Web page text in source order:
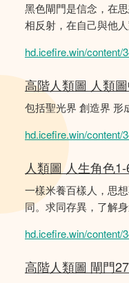
黑色閘門是信念，在
相反射，在自己與他
hd.icefire.win/content/
高階人類圖 人類
包括聖光界 創造界 形
hd.icefire.win/content/
人類圖 人生角色
一樣米養百樣人，思
同。求同存異，了解身
hd.icefire.win/content/
高階人類圖 閘門